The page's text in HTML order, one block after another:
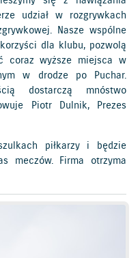
udział w rozgrywkach
Nasze wspólne
dla klubu, pozwolą
coraz wyższe miejsca w
w drodze po Puchar.
dostarczą mnóstwo
Piotr Dulnik, Prezes
piłkarzy i będzie
meczów. Firma otrzyma